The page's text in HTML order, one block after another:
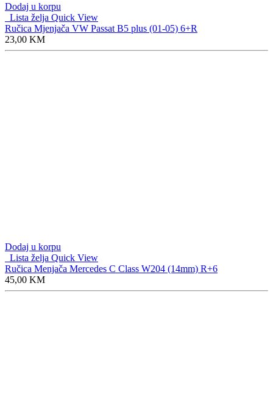
Dodaj u korpu
Lista želja Quick View
Ručica Mjenjača VW Passat B5 plus (01-05) 6+R
23,00 KM
Dodaj u korpu
Lista želja Quick View
Ručica Menjača Mercedes C Class W204 (14mm) R+6
45,00 KM